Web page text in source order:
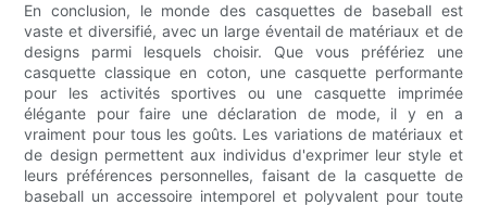
En conclusion, le monde des casquettes de baseball est
vaste et diversifié, avec un large éventail de matériaux et de
designs parmi lesquels choisir. Que vous préfériez une
casquette classique en coton, une casquette performante
pour les activités sportives ou une casquette imprimée
élégante pour faire une déclaration de mode, il y en a
vraiment pour tous les goûts. Les variations de matériaux et
de design permettent aux individus d'exprimer leur style et
leurs préférences personnelles, faisant de la casquette de
baseball un accessoire intemporel et polyvalent pour toute